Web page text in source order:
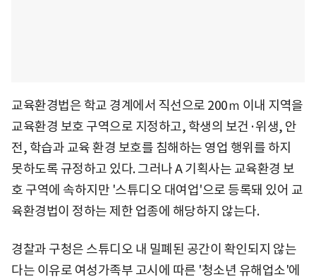
교육환경법은 학교 경계에서 직선으로 200ｍ 이내 지역을
교육환경 보호 구역으로 지정하고, 학생의 보건·위생, 안
전, 학습과 교육 환경 보호를 침해하는 영업 행위를 하지
못하도록 규정하고 있다. 그러나 A 기획사는 교육환경 보
호 구역에 속하지만 '스튜디오 대여업'으로 등록돼 있어 교
육환경법이 정하는 제한 업종에 해당하지 않는다.
경찰과 구청은 스튜디오 내 밀폐된 공간이 확인되지 않는
다는 이유로 여성가족부 고시에 따른 '청소년 유해업소'에